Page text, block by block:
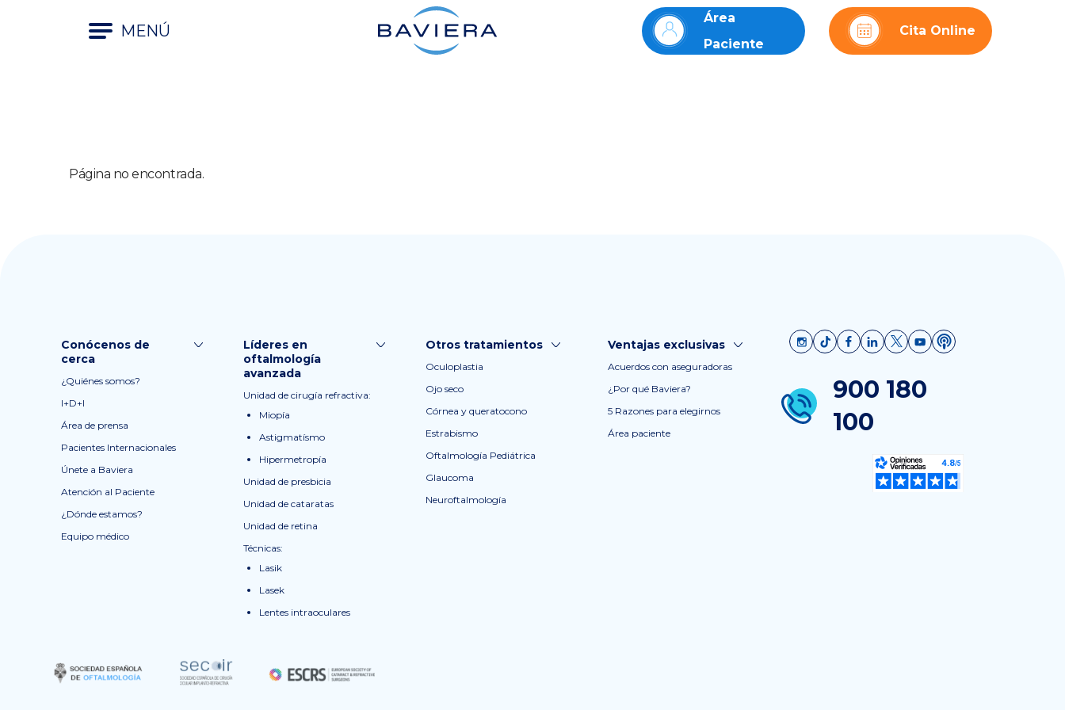
MENÚ
Área
Paciente
Cita Online
Página no encontrada.
Conócenos de
cerca
¿Quiénes somos?
I+D+I
Área de prensa
Pacientes Internacionales
Únete a Baviera
Atención al Paciente
¿Dónde estamos?
Equipo médico
Líderes en
oftalmología
avanzada
Unidad de cirugía refractiva:
Miopía
Astigmatísmo
Hipermetropía
Unidad de presbicia
Unidad de cataratas
Unidad de retina
Técnicas:
Lasik
Lasek
Lentes intraoculares
Otros tratamientos
Oculoplastia
Ojo seco
Córnea y queratocono
Estrabismo
Oftalmología Pediátrica
Glaucoma
Neuroftalmología
Ventajas exclusivas
Acuerdos con aseguradoras
¿Por qué Baviera?
5 Razones para elegirnos
Área paciente
900 180
100